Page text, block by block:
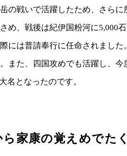
の戦いで活躍したため、さらに
め、戦後は紀伊国粉河に5,000石
には普請奉行に任命されました
また、四国攻めでも活躍し、今
名となったのです。
家康の覚えめでたく